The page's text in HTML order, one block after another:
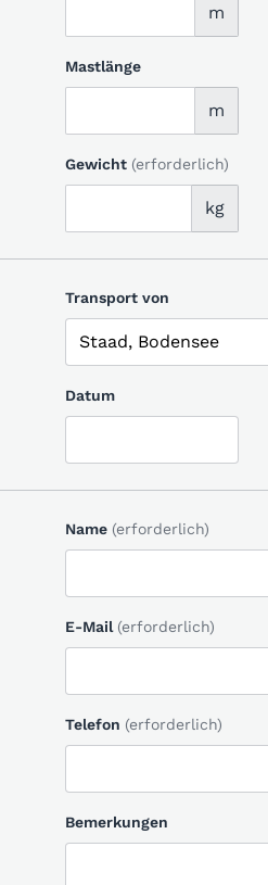
m
Mastlänge
m
Gewicht (erforderlich)
kg
Transport von
Datum
Name (erforderlich)
E-Mail (erforderlich)
Telefon (erforderlich)
Bemerkungen